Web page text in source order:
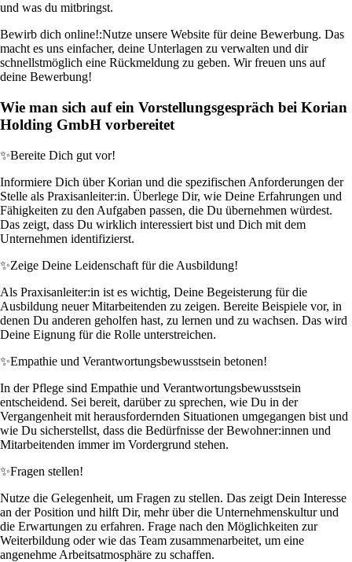
und was du mitbringst.
Bewirb dich online!:Nutze unsere Website für deine Bewerbung. Das
macht es uns einfacher, deine Unterlagen zu verwalten und dir
schnellstmöglich eine Rückmeldung zu geben. Wir freuen uns auf
deine Bewerbung!
Wie man sich auf ein Vorstellungsgespräch bei Korian
Holding GmbH vorbereitet
✨Bereite Dich gut vor!
Informiere Dich über Korian und die spezifischen Anforderungen der
Stelle als Praxisanleiter:in. Überlege Dir, wie Deine Erfahrungen und
Fähigkeiten zu den Aufgaben passen, die Du übernehmen würdest.
Das zeigt, dass Du wirklich interessiert bist und Dich mit dem
Unternehmen identifizierst.
✨Zeige Deine Leidenschaft für die Ausbildung!
Als Praxisanleiter:in ist es wichtig, Deine Begeisterung für die
Ausbildung neuer Mitarbeitenden zu zeigen. Bereite Beispiele vor, in
denen Du anderen geholfen hast, zu lernen und zu wachsen. Das wird
Deine Eignung für die Rolle unterstreichen.
✨Empathie und Verantwortungsbewusstsein betonen!
In der Pflege sind Empathie und Verantwortungsbewusstsein
entscheidend. Sei bereit, darüber zu sprechen, wie Du in der
Vergangenheit mit herausfordernden Situationen umgegangen bist und
wie Du sicherstellst, dass die Bedürfnisse der Bewohner:innen und
Mitarbeitenden immer im Vordergrund stehen.
✨Fragen stellen!
Nutze die Gelegenheit, um Fragen zu stellen. Das zeigt Dein Interesse
an der Position und hilft Dir, mehr über die Unternehmenskultur und
die Erwartungen zu erfahren. Frage nach den Möglichkeiten zur
Weiterbildung oder wie das Team zusammenarbeitet, um eine
angenehme Arbeitsatmosphäre zu schaffen.